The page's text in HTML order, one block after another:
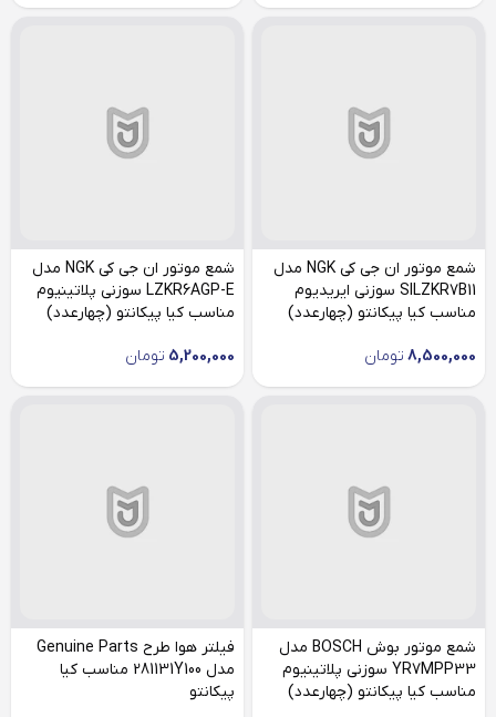
شمع موتور ان جی کی NGK مدل
SILZKR7B11 سوزنی ایریدیوم
مناسب کیا پیکانتو (چهارعدد)
8,500,000 تومان
شمع موتور ان جی کی NGK مدل
LZKR6AGP-E سوزنی پلاتینیوم
مناسب کیا پیکانتو (چهارعدد)
5,200,000 تومان
شمع موتور بوش BOSCH مدل
YR7MPP33 سوزنی پلاتینیوم
مناسب کیا پیکانتو (چهارعدد)
فیلتر هوا طرح Genuine Parts
مدل 281131Y100 مناسب کیا
پیکانتو